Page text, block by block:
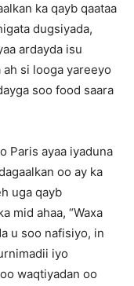
ka qayb qaataa
dugsiyada,
ardayda isu
ah si looga yareeyo
soo food saara
Paris ayaa iyaduna
oo ay ka
uga qayb
mid ahaa, “Waxa
u soo nafisiyo, in
iyo
waqtiyadan oo